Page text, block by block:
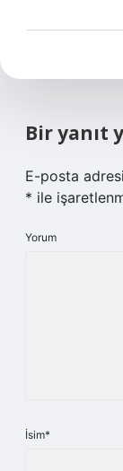
Bir yanıt
E-posta
* ile
Yorum
İsim*